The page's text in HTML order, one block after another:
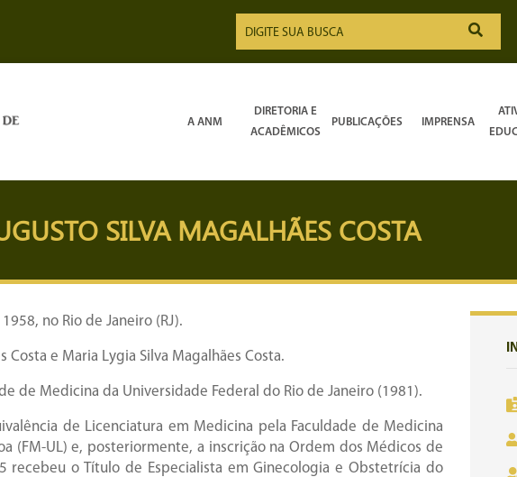
A ANM
DIRETORIA E
ACADÊMICOS
PUBLICAÇÕES IMPRENSA
SILVA MAGALHÃES COSTA
no Rio de Janeiro (RJ).
Costa e Maria Lygia Silva Magalhães Costa.
de Medicina da Universidade Federal do Rio de Janeiro (1981).
de Licenciatura em Medicina pela Faculdade de Medicina
(FM-UL) e, posteriormente, a inscrição na Ordem dos Médicos de
recebeu o Título de Especialista em Ginecologia e Obstetrícia do